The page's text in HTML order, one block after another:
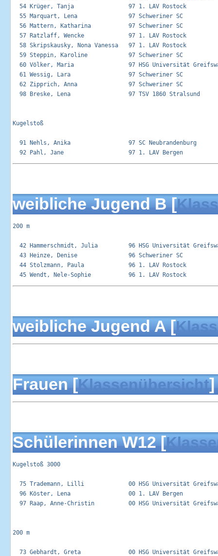
54 Krüger, Tanja                97 1. LAV
55 Marquart, Lena               97
56 Mattern, Katharina           97
57 Ratzlaff, Wencke             97 1. LAV
58 Skripskausky, Nona Vanessa   97 1. LAV
59 Steppin, Karoline            97
60 Völker, Maria                97 HSG Universität
61 Wessig, Lara                 97
62 Zipprich, Anna               97
98 Breske, Lena                 97 TSV 1860
Kugelstoß
91 Nehls, Anika                 97 SC
weibliche Jugend B [
200 m
42 Hammerschmidt, Julia         96 HSG Universität
43 Heinze, Denise               96
44 Stolzmann, Paula             96 1. LAV
weibliche Jugend A [
Frauen [Klassenübersicht]
Schülerinnen W12 [
Kugelstoß 3000
75 Trademann, Lilli             00 HSG Universität
96 Köster, Lena                 00 1. LAV
97 Raap, Anne-Christin          00 HSG Universität
200 m
73 Gebhardt, Greta              00 HSG Universität